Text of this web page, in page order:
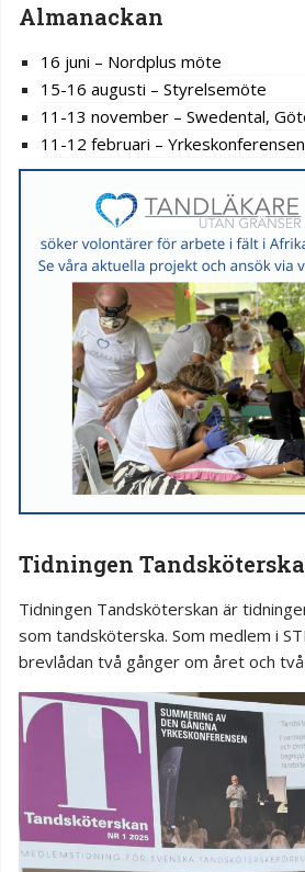
Almanackan
16 juni – Nordplus möte
15-16 augusti – Styrelsemöte
11-13 november – Swedental,
11-12 februari –
Tidningen
Tidningen Tandsköterskan är
som tandsköterska. Som medlem i
brevlådan två gånger om året och